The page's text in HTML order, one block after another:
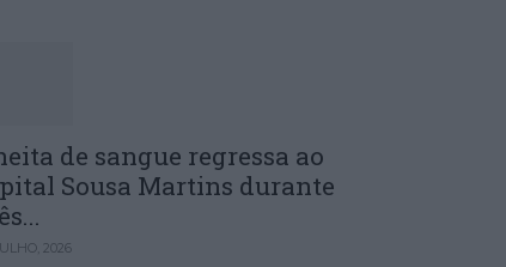
de sangue regressa ao
Sousa Martins durante
2026